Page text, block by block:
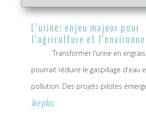
L’urine: enjeu majeur pour
l’agriculture et
Transformer l'urine en engrais
pourrait réduire le gaspillage d'eau
pollution. Des projets pilotes
lire plus